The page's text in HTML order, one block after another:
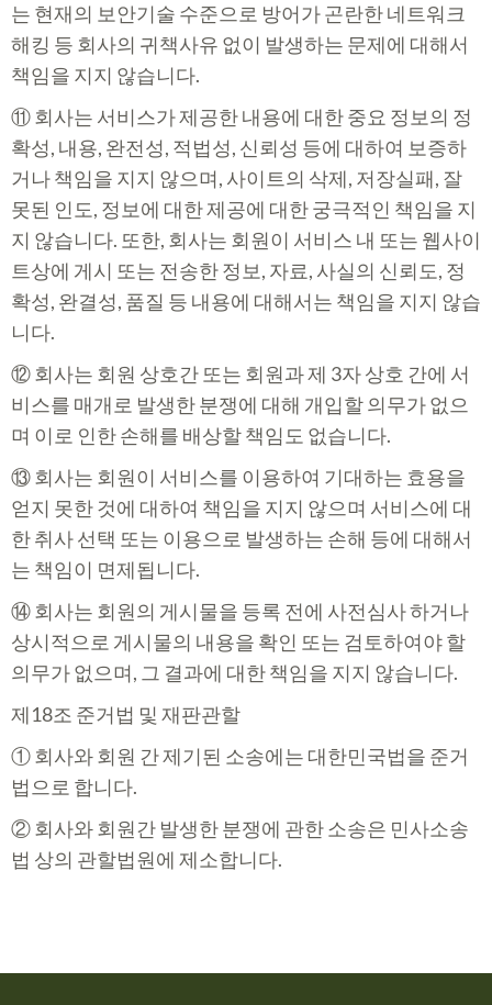
는 현재의 보안기술 수준으로 방어가 곤란한 네트워크
해킹 등 회사의 귀책사유 없이 발생하는 문제에 대해서
책임을 지지 않습니다.
⑪ 회사는 서비스가 제공한 내용에 대한 중요 정보의 정
확성, 내용, 완전성, 적법성, 신뢰성 등에 대하여 보증하
거나 책임을 지지 않으며, 사이트의 삭제, 저장실패, 잘
못된 인도, 정보에 대한 제공에 대한 궁극적인 책임을 지
지 않습니다. 또한, 회사는 회원이 서비스 내 또는 웹사이
트상에 게시 또는 전송한 정보, 자료, 사실의 신뢰도, 정
확성, 완결성, 품질 등 내용에 대해서는 책임을 지지 않습
니다.
⑫ 회사는 회원 상호간 또는 회원과 제 3자 상호 간에 서
비스를 매개로 발생한 분쟁에 대해 개입할 의무가 없으
며 이로 인한 손해를 배상할 책임도 없습니다.
⑬ 회사는 회원이 서비스를 이용하여 기대하는 효용을
얻지 못한 것에 대하여 책임을 지지 않으며 서비스에 대
한 취사 선택 또는 이용으로 발생하는 손해 등에 대해서
는 책임이 면제됩니다.
⑭ 회사는 회원의 게시물을 등록 전에 사전심사 하거나
상시적으로 게시물의 내용을 확인 또는 검토하여야 할
의무가 없으며, 그 결과에 대한 책임을 지지 않습니다.
제18조 준거법 및 재판관할
① 회사와 회원 간 제기된 소송에는 대한민국법을 준거
법으로 합니다.
② 회사와 회원간 발생한 분쟁에 관한 소송은 민사소송
법 상의 관할법원에 제소합니다.